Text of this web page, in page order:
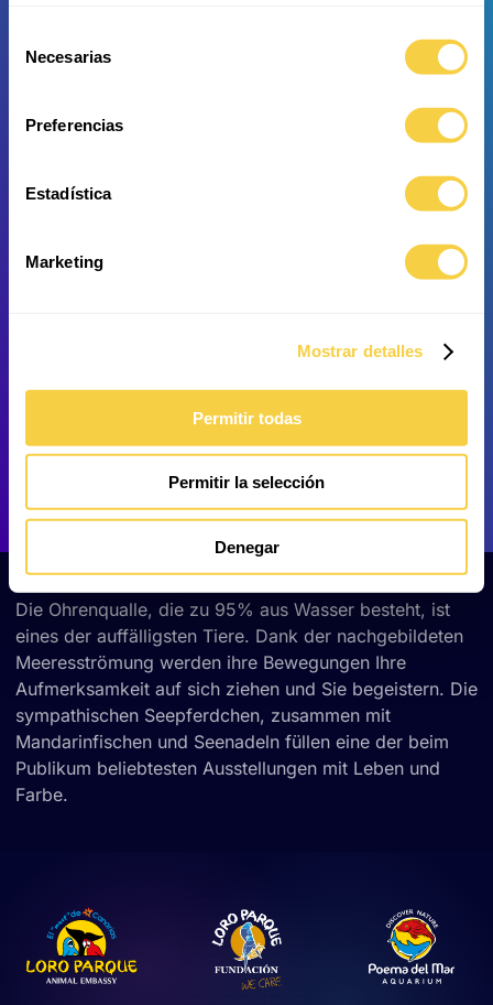
Necesarias
Preferencias
Estadística
Marketing
Mostrar detalles
Permitir todas
Permitir la selección
Denegar
Fadenflossen-
Spaghettikoralle
Schnepfenmesserfisch
Orangefarbener Feilenfisch
Die Ohrenqualle, die zu 95% aus Wasser besteht, ist
eines der auffälligsten Tiere. Dank der nachgebildeten
Meeresströmung werden ihre Bewegungen Ihre
Aufmerksamkeit auf sich ziehen und Sie begeistern. Die
sympathischen Seepferdchen, zusammen mit
Mandarinfischen und Seenadeln füllen eine der beim
Publikum beliebtesten Ausstellungen mit Leben und
Farbe.